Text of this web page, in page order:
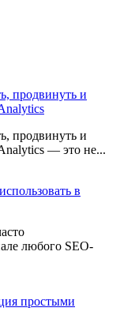
продвинуть и
продвинуть и
— это не...
в
любого SEO-
простыми